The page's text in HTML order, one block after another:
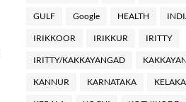
GULF Google HEALTH
IRIKKOOR IRIKKUR IRITTY
IRITTY/KAKKAYANGAD
KANNUR KARNATAKA